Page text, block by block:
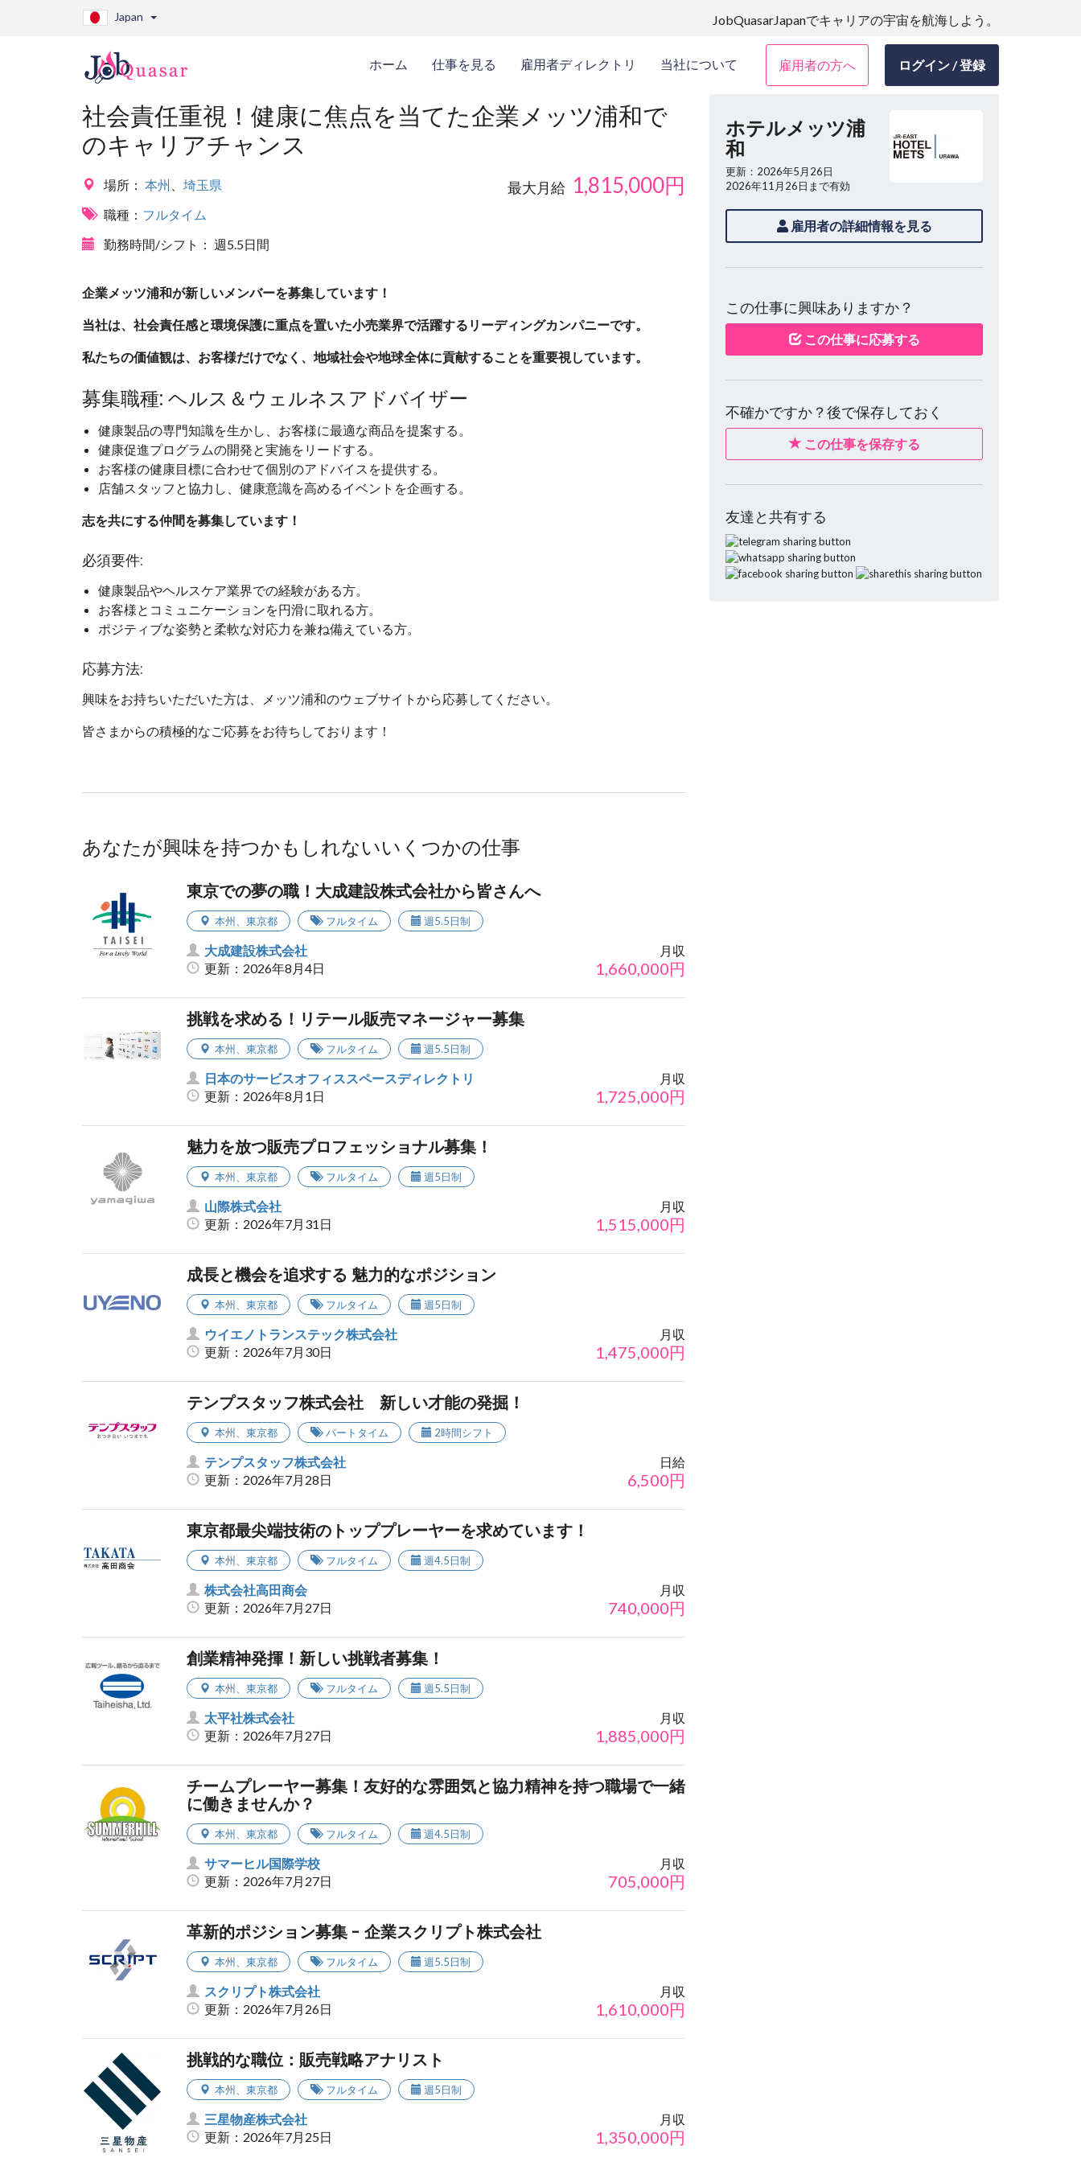
Japan JobQuasarJapanでキャリアの宇宙を航海しよう。
ホーム 仕事を見る 雇用者ディレクトリ 当社について 雇用者の方へ ログイン / 登録
社会責任重視！健康に焦点を当てた企業メッツ浦和で
のキャリアチャンス
場所： 本州
埼玉県
職種： フルタイム
勤務時間/シフト： 週5.5日間
最大月給 1,815,000円
企業メッツ浦和が新しいメンバーを募集しています！
当社は、社会責任感と環境保護に重点を置いた小売業界で活躍するリーディングカンパニーです。
私たちの価値観は、お客様だけでなく、地域社会や地球全体に貢献することを重要視しています。
募集職種: ヘルス＆ウェルネスアドバイザー
健康製品の専門知識を生かし、お客様に最適な商品を提案する。
健康促進プログラムの開発と実施をリードする。
お客様の健康目標に合わせて個別のアドバイスを提供する。
店舗スタッフと協力し、健康意識を高めるイベントを企画する。
志を共にする仲間を募集しています！
必須要件:
健康製品やヘルスケア業界での経験がある方。
お客様とコミュニケーションを円滑に取れる方。
ポジティブな姿勢と柔軟な対応力を兼ね備えている方。
応募方法:
興味をお持ちいただいた方は、メッツ浦和のウェブサイトから応募してください。
皆さまからの積極的なご応募をお待ちしております！
あなたが興味を持つかもしれないいくつかの仕事
東京での夢の職！大成建設株式会社から皆さんへ
本州、 東京都 フルタイム 週5.5日制
大成建設株式会社
更新：2026年8月4日
月収
1,660,000円
挑戦を求める！リテール販売マネージャー募集
本州、 東京都 フルタイム 週5.5日制
日本のサービスオフィススペースディレクトリ
更新：2026年8月1日
月収
1,725,000円
魅力を放つ販売プロフェッショナル募集！
本州、 東京都 フルタイム 週5日制
山際株式会社
更新：2026年7月31日
月収
1,515,000円
成長と機会を追求する 魅力的なポジション
本州、 東京都 フルタイム 週5日制
ウイエノトランステック株式会社
更新：2026年7月30日
月収
1,475,000円
テンプスタッフ株式会社 新しい才能の発掘！
本州、 東京都 パートタイム 2時間シフト
テンプスタッフ株式会社
更新：2026年7月28日
日給
6,500円
東京都最尖端技術のトッププレーヤーを求めています！
本州、 東京都 フルタイム 週4.5日制
株式会社高田商会
更新：2026年7月27日
月収
740,000円
創業精神発揮！新しい挑戦者募集！
本州、 東京都 フルタイム 週5.5日制
太平社株式会社
更新：2026年7月27日
月収
1,885,000円
チームプレーヤー募集！友好的な雰囲気と協力精神を持つ職場で一緒
に働きませんか？
本州、 東京都 フルタイム 週4.5日制
サマーヒル国際学校
更新：2026年7月27日
月収
705,000円
革新的ポジション募集 - 企業スクリプト株式会社
本州、 東京都 フルタイム 週5.5日制
スクリプト株式会社
更新：2026年7月26日
月収
1,610,000円
挑戦的な職位：販売戦略アナリスト
本州、 東京都 フルタイム 週5日制
三星物産株式会社
更新：2026年7月25日
月収
1,350,000円
ホテルメッツ浦
和
更新：2026年5月26日
2026年11月26日まで有効
雇用者の詳細情報を見る
この仕事に興味ありますか？
この仕事に応募する
不確かですか？後で保存しておく
この仕事を保存する
友達と共有する